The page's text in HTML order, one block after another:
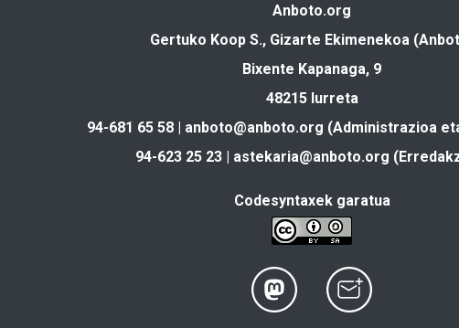
Anboto.org
Gertuko Koop S., Gizarte Ekimenekoa
Bixente Kapanaga, 9
48215 Iurreta
94-681 65 58 | anboto@anboto.org (Administrazioa
94-623 25 23 | astekaria@anboto.org
Codesyntaxek garatua